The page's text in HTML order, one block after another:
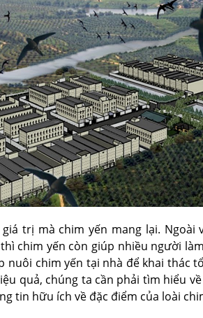
trị mà chim yến mang lại.
chim yến còn giúp nhiều người
nuôi chim yến tại nhà để khai thác
quả, chúng ta cần phải tìm hiểu
tin hữu ích về đặc điểm của loài